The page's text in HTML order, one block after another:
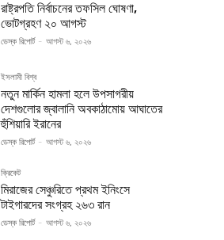
রাষ্ট্রপতি নির্বাচনের তফসিল ঘোষণা,
ভোটগ্রহণ ২০ আগস্ট
ডেস্ক রিপোর্ট - আগস্ট ৬, ২০২৬
ইসলামী বিশ্ব
নতুন মার্কিন হামলা হলে উপসাগরীয়
দেশগুলোর জ্বালানি অবকাঠামোয় আঘাতের
হুঁশিয়ারি ইরানের
ডেস্ক রিপোর্ট - আগস্ট ৬, ২০২৬
ক্রিকেট
মিরাজের সেঞ্চুরিতে প্রথম ইনিংসে
টাইগারদের সংগ্রহ ২৬৩ রান
ডেস্ক রিপোর্ট - আগস্ট ৬, ২০২৬